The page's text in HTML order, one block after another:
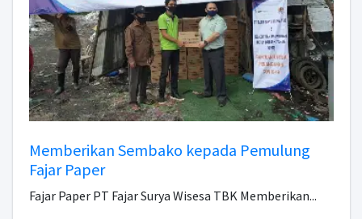
Memberikan Sembako kepada Pemulung
Fajar Paper
Fajar Paper PT Fajar Surya Wisesa TBK Memberikan...